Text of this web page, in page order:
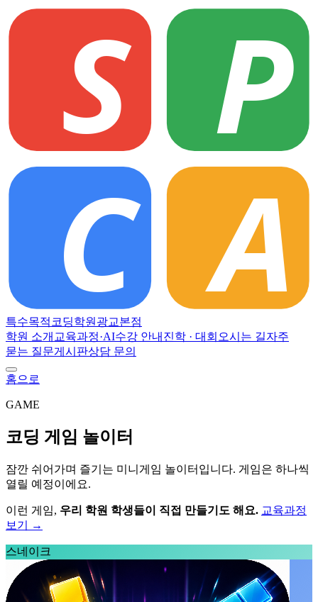
S P
C A
특수목적코딩학원 광교본점
학원 소개 교육과정·AI수강 안내 진학 · 대회 오시는 길자주
묻는 질문게시판상담 문의
홈으로
GAME
코딩 게임 놀이터
잠깐 쉬어가며 즐기는 미니게임 놀이터입니다. 게임은 하나씩
열릴 예정이에요.
이런 게임, 우리 학원 학생들이 직접 만들기도 해요. 교육과정
보기 →
스네이크